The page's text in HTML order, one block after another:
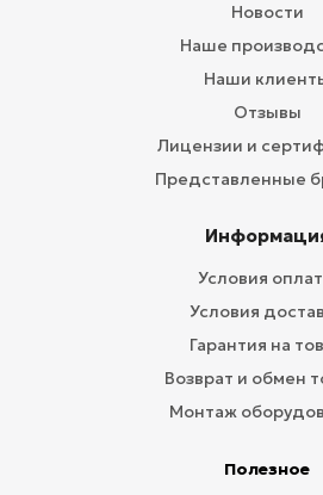
Новости
Наше
Наши
Отзывы
Лицензии и
Представленные
Условия
Условия
Гарантия на
Возврат и обмен
Монтаж
Полезное